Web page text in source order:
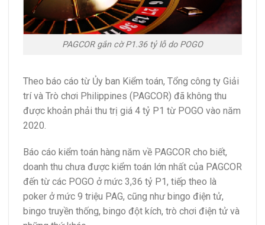
PAGCOR gắn cờ P1.36 tỷ lỗ do POGO
Theo báo cáo từ Ủy ban Kiểm toán, Tổng công ty Giải
trí và Trò chơi Philippines (PAGCOR) đã không thu
được khoản phải thu trị giá 4 tỷ P1 từ POGO vào năm
2020.
Báo cáo kiểm toán hàng năm về PAGCOR cho biết,
doanh thu chưa được kiểm toán lớn nhất của PAGCOR
đến từ các POGO ở mức 3,36 tỷ P1, tiếp theo là
poker ở mức 9 triệu PAG, cũng như bingo điện tử,
bingo truyền thống, bingo đột kích, trò chơi điện tử và